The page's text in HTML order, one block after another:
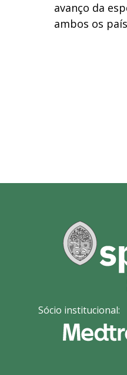
avanço da
ambos os
Sócio institucional: